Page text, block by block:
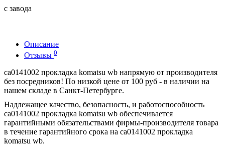
с завода
Описание
Отзывы 0
ca0141002 прокладка komatsu wb напрямую от производителя
без посредников! По низкой цене от 100 руб - в наличии на
нашем складе в Санкт-Петербурге.
Надлежащее качество, безопасность, и работоспособность
ca0141002 прокладка komatsu wb обеспечивается
гарантийными обязательствами фирмы-производителя товара
в течение гарантийного срока на ca0141002 прокладка
komatsu wb.